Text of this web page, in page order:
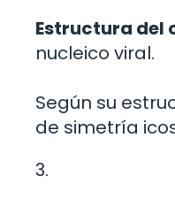
Estructura del
nucleico viral.
Según su
de simetría
3.